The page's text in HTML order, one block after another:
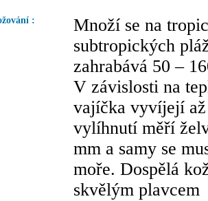
:
Množí se na
subtropických
zahrabává 50 –
V závislosti na
vajíčka vyvíjejí až
vylíhnutí měří
mm a samy se
moře. Dospělá
skvělým plavcem